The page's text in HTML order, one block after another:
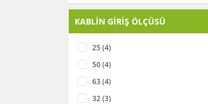
KABLİN GİRİŞ ÖLÇÜSÜ
25 (4)
50 (4)
63 (4)
32 (3)